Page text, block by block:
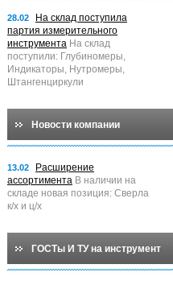
28.02
На склад поступила
партия измерительного
инструмента На склад
поступили: Глубиномеры,
Индикаторы, Нутромеры,
Штангенциркули
Новости компании
13.02
Расширение
ассортимента В наличии на
складе новая позиция: Сверла
к/х и ц/х
ГОСТы И ТУ на инструмент